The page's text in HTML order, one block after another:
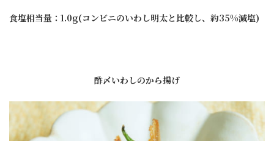
食塩相当量：1.0g(コンビニのいわし明太と比較し、約35%減塩)
酢〆いわしのから揚げ